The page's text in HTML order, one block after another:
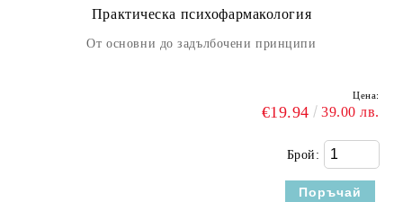
Практическа психофармакология
От основни до задълбочени принципи
Цена:
€19.94 39.00 лв.
Брой: